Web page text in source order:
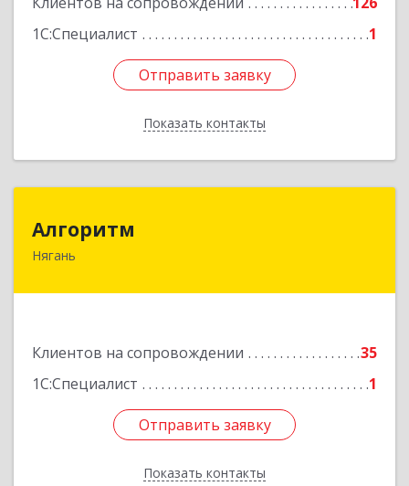
1С:Специалист
1
Отправить заявку
Показать контакты
Отправить заявку
Назад
Алгоритм
Нягань
Клиентов на сопровождении
35
1С:Специалист
1
Отправить заявку
Показать контакты
628186, Ханты-Мансийский Автономный округ
Подробнее
Отправить заявку
Назад